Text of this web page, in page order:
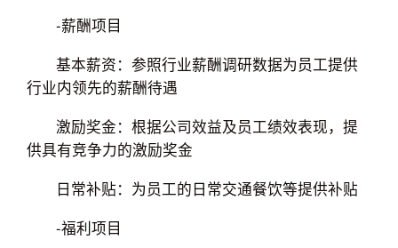
-薪酬项目
基本薪资：参照行业薪酬调研数据为员工提供
行业内领先的薪酬待遇
激励奖金：根据公司效益及员工绩效表现，提
供具有竞争力的激励奖金
日常补贴：为员工的日常交通餐饮等提供补贴
-福利项目